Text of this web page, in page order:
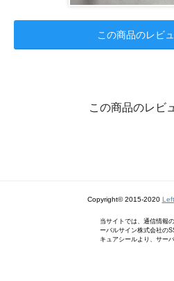
この商品のレビ
この商品のレビ
Copyright© 2015-2020
当サイトでは、通信情報
ーバルサイン株式会社の
キュアシールより、サー